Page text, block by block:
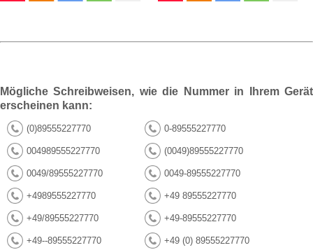
Mögliche Schreibweisen, wie die Nummer in Ihrem Gerät
erscheinen kann:
(0)89555227770 0-89555227770
004989555227770 (0049)89555227770
0049/89555227770 0049-89555227770
+4989555227770 +49 89555227770
+49/89555227770 +49-89555227770
+49--89555227770 +49 (0) 89555227770